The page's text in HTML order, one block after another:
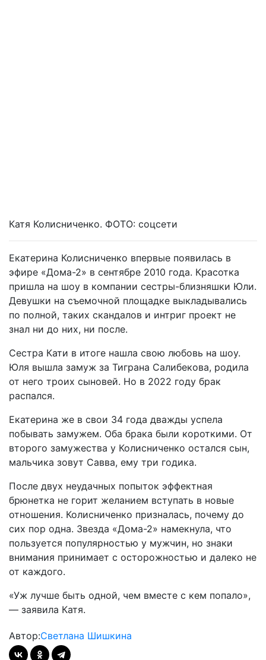
Катя Колисниченко. ФОТО: соцсети
Екатерина Колисниченко впервые появилась в
эфире «Дома-2» в сентябре 2010 года. Красотка
пришла на шоу в компании сестры-близняшки Юли.
Девушки на съемочной площадке выкладывались
по полной, таких скандалов и интриг проект не
знал ни до них, ни после.
Сестра Кати в итоге нашла свою любовь на шоу.
Юля вышла замуж за Тиграна Салибекова, родила
от него троих сыновей. Но в 2022 году брак
распался.
Екатерина же в свои 34 года дважды успела
побывать замужем. Оба брака были короткими. От
второго замужества у Колисниченко остался сын,
мальчика зовут Савва, ему три годика.
После двух неудачных попыток эффектная
брюнетка не горит желанием вступать в новые
отношения. Колисниченко призналась, почему до
сих пор одна. Звезда «Дома-2» намекнула, что
пользуется популярностью у мужчин, но знаки
внимания принимает с осторожностью и далеко не
от каждого.
«Уж лучше быть одной, чем вместе с кем попало»,
— заявила Катя.
Автор:Светлана Шишкина